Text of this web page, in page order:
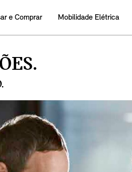
e Comprar Mobilidade Elétrica